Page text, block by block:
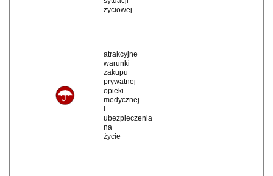
życiowej
atrakcyjne
warunki
zakupu
prywatnej
opieki
medycznej
i
ubezpieczenia
na
życie